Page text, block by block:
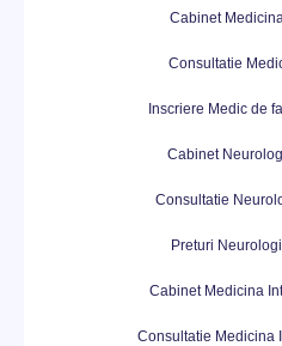
Cabinet
Consultatie
Inscriere Medic de
Cabinet
Consultatie
Preturi
Cabinet Medicina
Consultatie Medicina